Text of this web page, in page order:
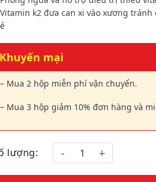
k2 đưa can xi vào xương
Khuyến mại
– Mua 2 hộp miễn phí vận chuyển.
– Mua 3 hộp giảm 10% đơn hàng và
lượng: